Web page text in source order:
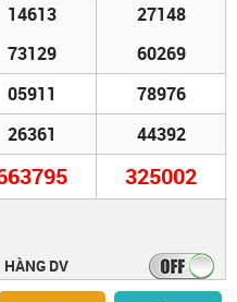
14613
73129
27148
60269
05911 78976
26361 44392
325002
HÀNG DV